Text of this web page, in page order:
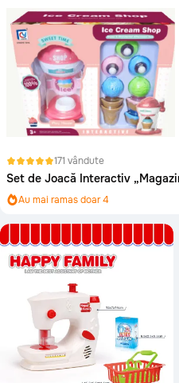
171 vândute
Set de Joacă Interactiv
Au mai ramas doar 4